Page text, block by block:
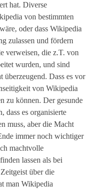
hat. Diverse
von bestimmten
oder dass Wikipedia
zulassen und fördern
verweisen, die z.T. von
wurden, und sind
überzeugend. Dass es vor
von Wikipedia
zu können. Der gesunde
dass es organisierte
muss, aber die Macht
immer noch wichtiger
machtvolle
lassen als bei
über die
man Wikipedia